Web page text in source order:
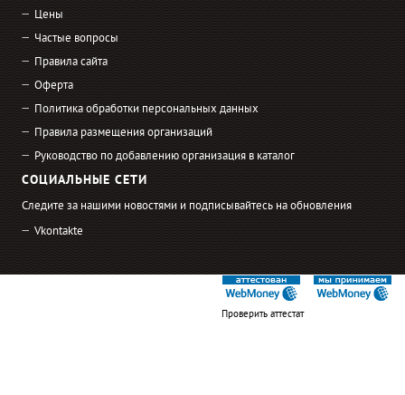
Цены
Частые вопросы
Правила сайта
Оферта
Политика обработки персональных данных
Правила размещения организаций
Руководство по добавлению организация в каталог
СОЦИАЛЬНЫЕ СЕТИ
Следите за нашими новостями и подписывайтесь на обновления
Vkontakte
Проверить аттестат